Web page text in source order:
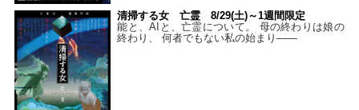
清掃する女 亡霊 8/29(土)～1週間限定
能と、AIと、亡霊について。 母の終わりは娘の
終わり、 何者でもない私の始まり――